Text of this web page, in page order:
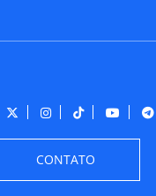
CONTATO